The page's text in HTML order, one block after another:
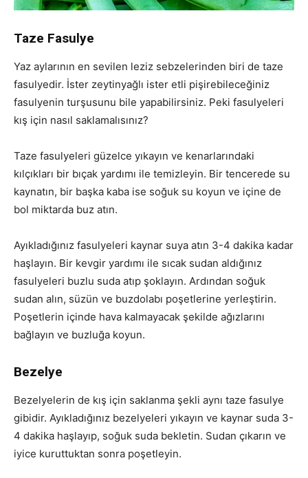
Taze Fasulye
Yaz aylarının en sevilen leziz sebzelerinden biri de taze
fasulyedir. İster zeytinyağlı ister etli pişirebileceğiniz
fasulyenin turşusunu bile yapabilirsiniz. Peki fasulyeleri
kış için nasıl saklamalısınız?
Taze fasulyeleri güzelce yıkayın ve kenarlarındaki
kılçıkları bir bıçak yardımı ile temizleyin. Bir tencerede su
kaynatın, bir başka kaba ise soğuk su koyun ve içine de
bol miktarda buz atın.
Ayıkladığınız fasulyeleri kaynar suya atın 3-4 dakika kadar
haşlayın. Bir kevgir yardımı ile sıcak sudan aldığınız
fasulyeleri buzlu suda atıp şoklayın. Ardından soğuk
sudan alın, süzün ve buzdolabı poşetlerine yerleştirin.
Poşetlerin içinde hava kalmayacak şekilde ağızlarını
bağlayın ve buzluğa koyun.
Bezelye
Bezelyelerin de kış için saklanma şekli aynı taze fasulye
gibidir. Ayıkladığınız bezelyeleri yıkayın ve kaynar suda 3-
4 dakika haşlayıp, soğuk suda bekletin. Sudan çıkarın ve
iyice kuruttuktan sonra poşetleyin.